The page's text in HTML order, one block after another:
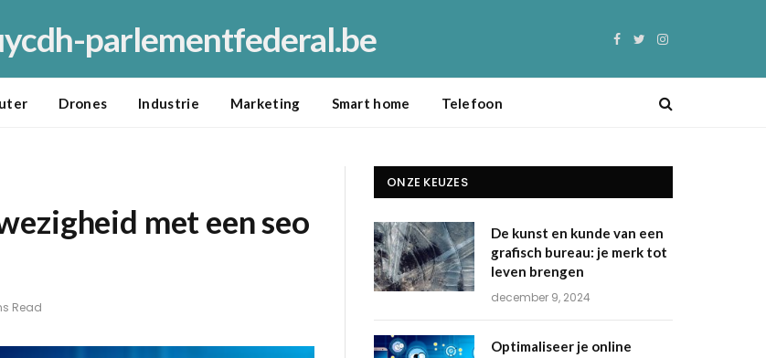
parlementfederal.be Facebook
TwitterInstagram
Drones Industrie Marketing Smart home Telefoon
met een seo
Read
ONZE KEUZES
De kunst en kunde van een
grafisch bureau: je merk tot
leven brengen
december 9, 2024
Optimaliseer je online